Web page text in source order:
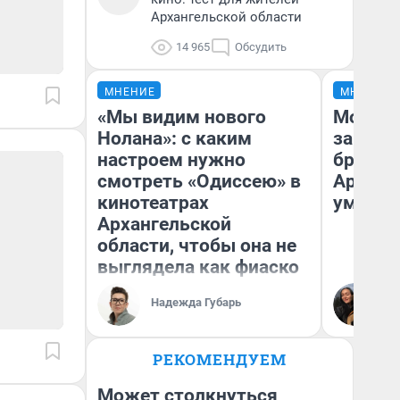
Архангельской области
14 965 Обсудить
МНЕНИЕ
«Мы видим нового
Нолана»: с каким
настроем нужно
смотреть «Одиссею» в
кинотеатрах
Архангельской
области, чтобы она не
выглядела как фиаско
Надежда Губарь
МНЕНИЕ
РЕКОМЕНДУЕМ
Может столкнуться